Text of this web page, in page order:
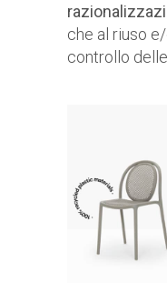
che al riuso
controllo